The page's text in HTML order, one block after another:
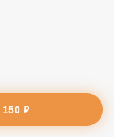
150 ₽